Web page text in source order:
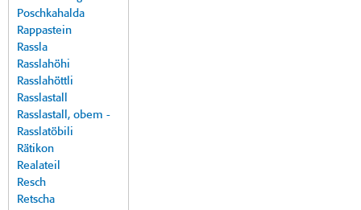
Poschkahalda
Rappastein
Rassla
Rasslahöhi
Rasslahöttli
Rasslastall
Rasslastall, obem -
Rasslatöbili
Rätikon
Realateil
Resch
Retscha